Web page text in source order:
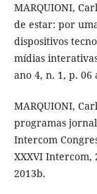
MARQUIONI,
de estar: por
dispositivos
mídias
ano 4, n. 1, p. 06
MARQUIONI,
programas
Intercom
XXXVI Intercom,
2013b.